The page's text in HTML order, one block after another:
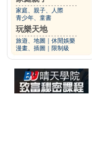
家庭、親子、人際
青少年、童書
玩樂天地
旅遊、地圖
休閒娛樂
漫畫、插圖
限制級